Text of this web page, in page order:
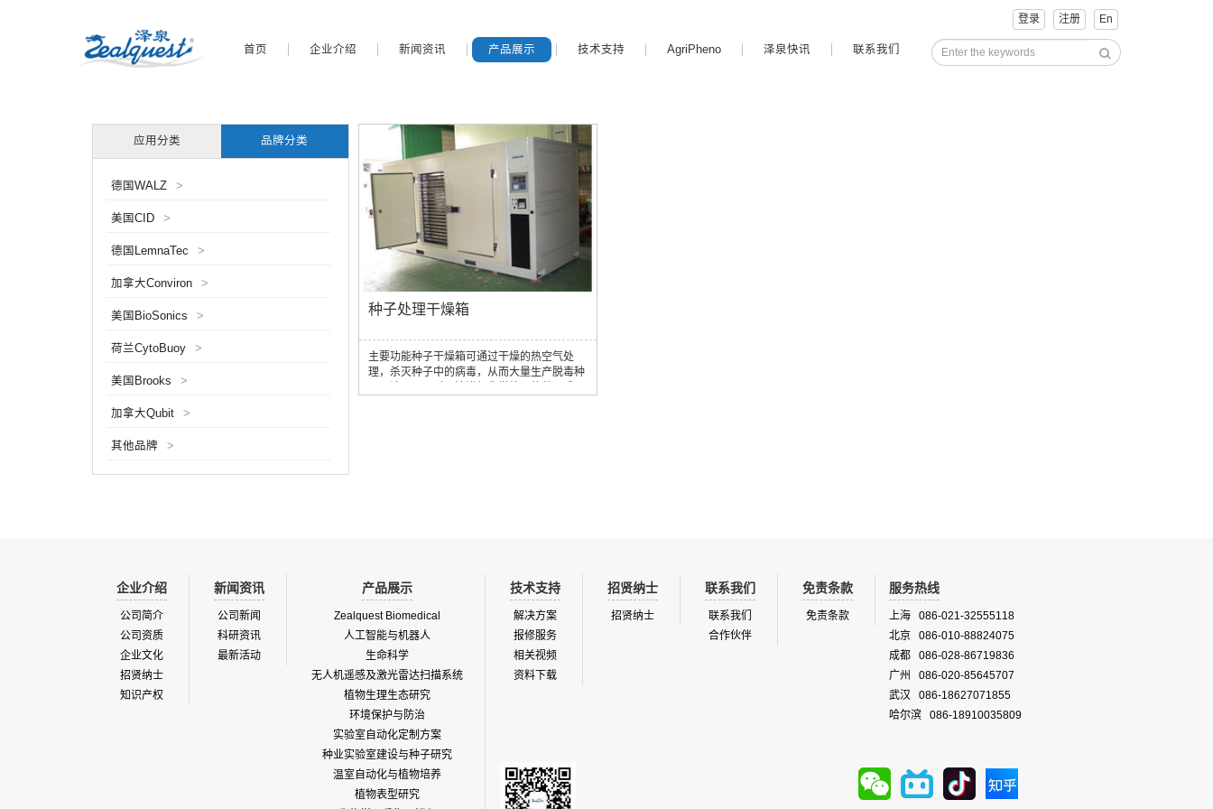
登录 注册 En
首页 企业介绍 新闻资讯 产品展示 技术支持 AgriPheno 泽泉快讯 联系我们
应用分类 品牌分类
德国WALZ >
美国CID >
德国LemnaTec >
加拿大Conviron >
美国BioSonics >
荷兰CytoBuoy >
美国Brooks >
加拿大Qubit >
其他品牌 >
种子处理干燥箱
主要功能种子干燥箱可通过干燥的热空气处
理，杀灭种子中的病毒，从而大量生产脱毒种
企业介绍
公司简介
公司资质
企业文化
招贤纳士
知识产权
新闻资讯
公司新闻
科研资讯
最新活动
产品展示
Zealquest Biomedical
人工智能与机器人
生命科学
无人机遥感及激光雷达扫描系统
植物生理生态研究
环境保护与防治
实验室自动化定制方案
种业实验室建设与种子研究
温室自动化与植物培养
植物表型研究
技术支持
解决方案
报修服务
相关视频
资料下载
招贤纳士
招贤纳士
联系我们
联系我们
合作伙伴
免责条款
免责条款
服务热线
上海 086-021-32555118
北京 086-010-88824075
成都 086-028-86719836
广州 086-020-85645707
武汉 086-18627071855
哈尔滨 086-18910035809